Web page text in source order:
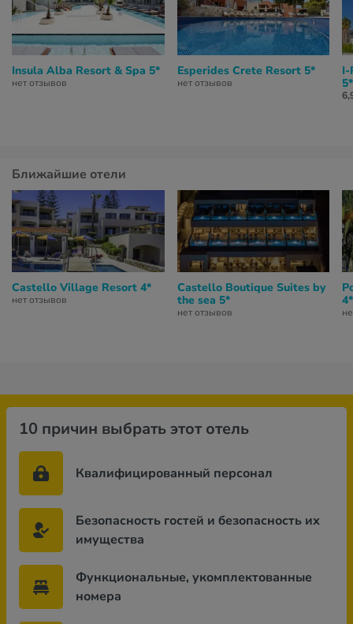
Insula Alba Resort & Spa 5*
нет отзывов
Esperides Crete Resort 5*
нет отзывов
I-
5*
Ближайшие отели
Castello Village Resort 4*
нет отзывов
Castello Boutique Suites by
the sea 5*
нет отзывов
4*
10 причин выбрать этот отель
Квалифицированный персонал
Безопасность гостей и безопасность их
имущества
Функциональные, укомплектованные
номера